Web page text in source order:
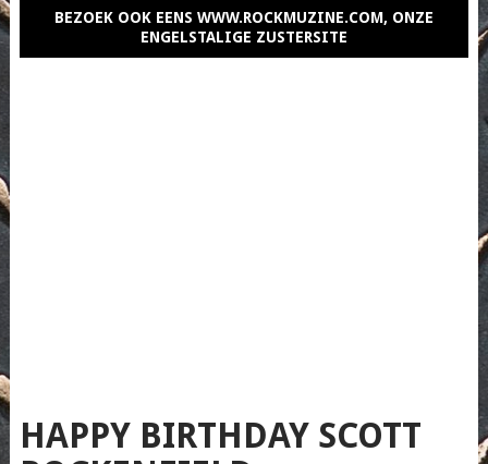
BEZOEK OOK EENS WWW.ROCKMUZINE.COM, ONZE
ENGELSTALIGE ZUSTERSITE
HAPPY BIRTHDAY SCOTT